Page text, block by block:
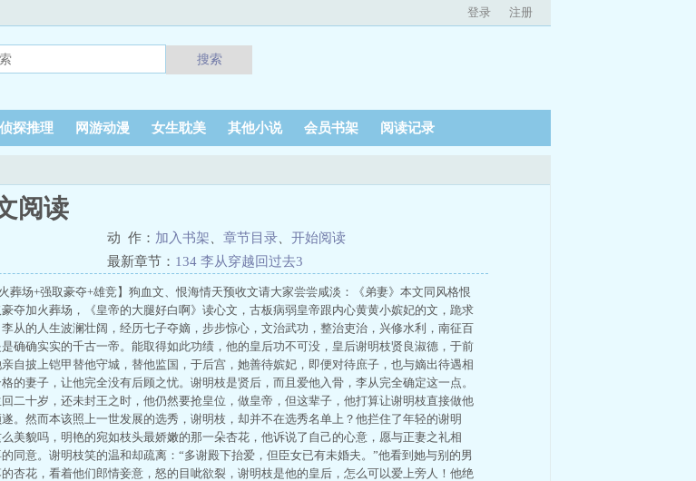
登录 注册
搜索
侦探推理 网游动漫 女生耽美 其他小说 会员书架 阅读记录
阅读
动 作： 加入书架 章节目录
开始阅读
最新章节： 134 李从穿越回过去3
葬场+强取豪夺+雄竞】狗血文、恨海情天预收文请大家尝尝咸淡：《弟妻》本文同风格恨
夺加火葬场，《皇帝的大腿好白啊》读心文，古板病弱皇帝跟内心黄黄小嫔妃的文，跪求
从的人生波澜壮阔，经历七子夺嫡，步步惊心，文治武功，整治吏治，兴修水利，南征百
确确实实的千古一帝。能取得如此功绩，他的皇后功不可没，皇后谢明枝贤良淑德，于前
自披上铠甲替他守城，替他监国，于后宫，她善待嫔妃，即便对待庶子，也与嫡出待遇相
的妻子，让他完全没有后顾之忧。谢明枝是贤后，而且爱他入骨，李从完全确定这一点。
二十岁，还未封王之时，他仍然要抢皇位，做皇帝，但这辈子，他打算让谢明枝直接做他
。然而本该照上一世发展的选秀，谢明枝，却并不在选秀名单上？他拦住了年轻的谢明
美貌吗，明艳的宛如枝头最娇嫩的那一朵杏花，他诉说了自己的心意，愿与正妻之礼相
同意。谢明枝笑的温和却疏离：“多谢殿下抬爱，但臣女已有未婚夫。”他看到她与别的男
杏花，看着他们郎情妾意，怒的目呲欲裂，谢明枝是他的皇后，怎么可以爱上旁人！他绝